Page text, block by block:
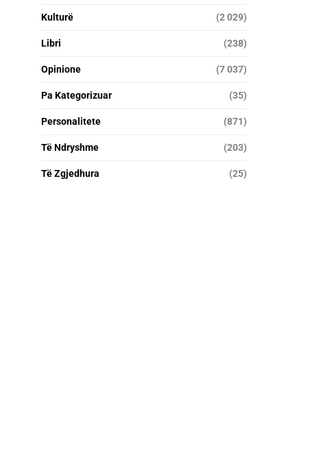
Kulturë (2 029)
Libri (238)
Opinione (7 037)
Pa Kategorizuar (35)
Personalitete (871)
Të Ndryshme (203)
Të Zgjedhura (25)